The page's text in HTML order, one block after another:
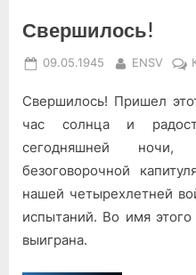
Свершилось!
Posted
09.05.1945 By
ENSV
Свершилось! Пришел
час солнца и
сегодняшней
безоговорочной
нашей четырехлетней
испытаний. Во имя
выиграна.